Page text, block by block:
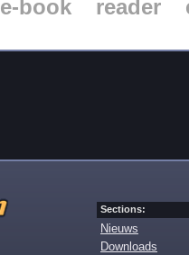
e-book reader
Sections:
Nieuws
Downloads